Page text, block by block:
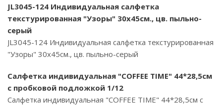
JL3045-124 Индивидуальная салфетка
текстурированная "Узоры" 30х45см., цв. пыльно-
серый
JL3045-124 Индивидуальная салфетка текстурированная
"Узоры" 30х45см., цв. пыльно-серый
Салфетка индивидуальная "COFFEE TIME" 44*28,5см
с пробковой подложкой 1/12
Салфетка индивидуальная "COFFEE TIME" 44*28,5см с